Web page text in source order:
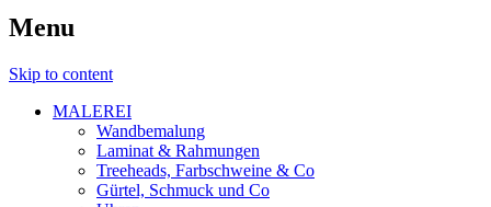
Menu
Skip to content
MALEREI
Wandbemalung
Laminat & Rahmungen
Treeheads, Farbschweine & Co
Gürtel, Schmuck und Co